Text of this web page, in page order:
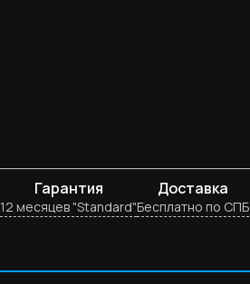
Гарантия
12 месяцев "Standard"
Доставка
Бесплатно по СПБ